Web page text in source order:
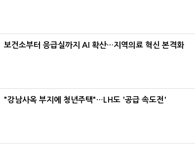
보건소부터 응급실까지 AI 확산…지역의료 혁신 본격화
"강남사옥 부지에 청년주택"…LH도 '공급 속도전'